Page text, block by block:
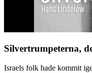
Silvertrumpeterna,
Israels folk hade kommit